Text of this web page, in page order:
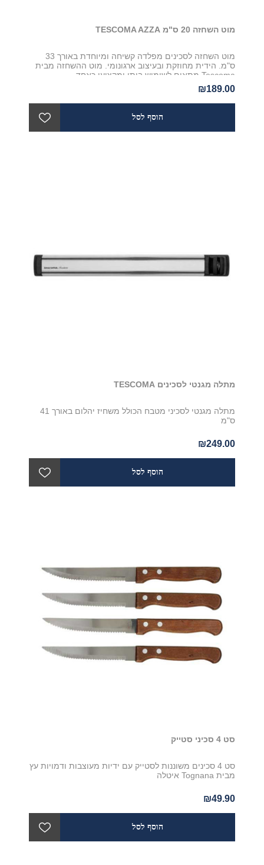
מוט השחזה 20 ס"מ TESCOMA AZZA
מוט השחזה לסכינים מפלדה קשיחה ומיוחדת באורך 33
ס"מ. הידית מחוזקת ובעיצוב ארגונומי. מוט ההשחזה מבית
Tescoma מתאים לשימוש ביתי ומקצועי כאחד
₪189.00
מתלה מגנטי לסכינים TESCOMA
מתלה מגנטי לסכיני מטבח הכולל משחיז יהלום באורך 41
ס"מ
₪249.00
סט 4 סכיני סטייק
סט 4 סכינים משוננות לסטייק עם ידיות מעוצבות ודמויות עץ
מבית Tognana איטלה
₪49.90